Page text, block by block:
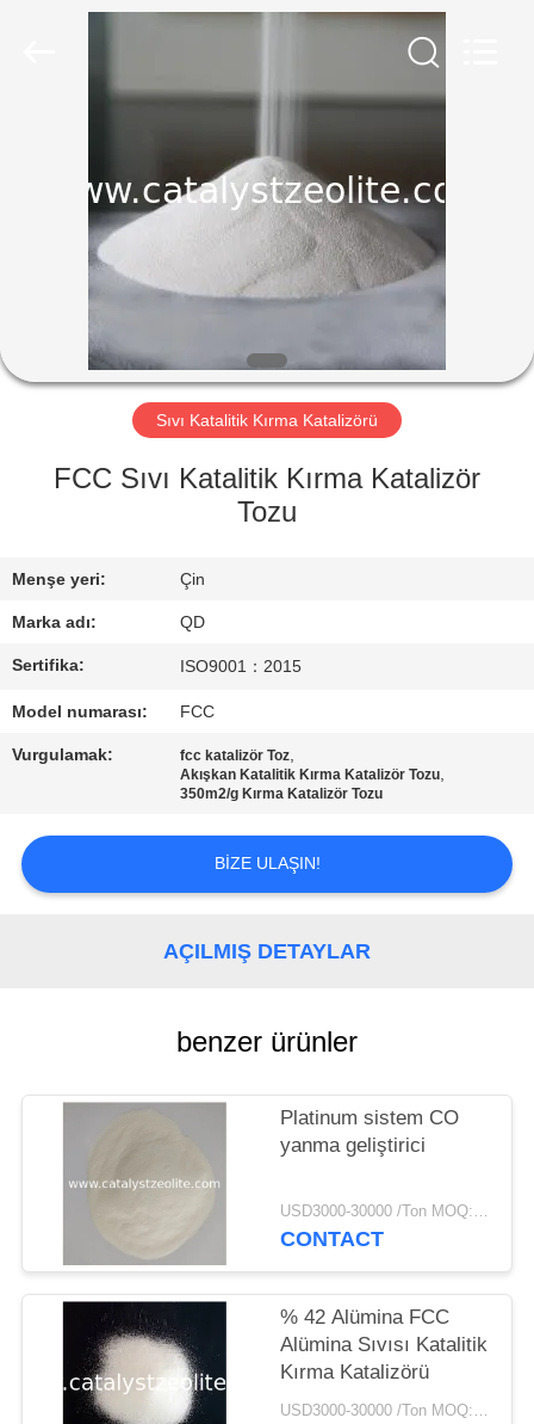
ÜRÜNLER
HAKKIMIZDA
FABRIKA
TURU
KALITE
BIZE
ULAŞIN
VAKALAR
SITE
HARITASI
Sıvı Katalitik Kırma Katalizörü
FCC Sıvı Katalitik Kırma Katalizör
Tozu
Menşe yeri: Çin
Marka adı: QD
Sertifika: ISO9001：2015
Model numarası: FCC
Vurgulamak: fcc katalizör Toz,
Akışkan Katalitik Kırma Katalizör Tozu,
350m2/g Kırma Katalizör Tozu
BIZE ULAŞIN!
AÇILMIŞ DETAYLAR
benzer ürünler
Platinum sistem CO
yanma geliştirici
USD3000-30000 /Ton MOQ:1 kg
CONTACT
% 42 Alümina FCC
Alümina Sıvısı Katalitik
Kırma Katalizörü
USD3000-30000 /Ton MOQ:1 kg